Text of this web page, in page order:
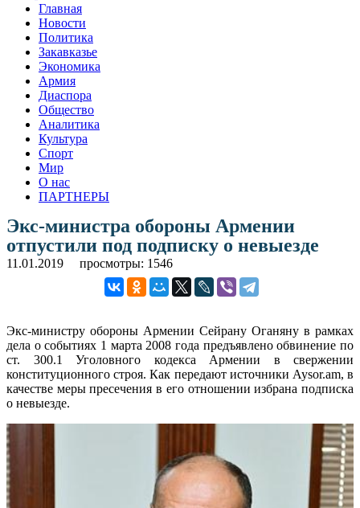
Главная
Новости
Политика
Закавказье
Экономика
Армия
Диаспора
Общество
Аналитика
Культура
Спорт
Мир
О нас
ПАРТНЕРЫ
Экс-министра обороны Армении
отпустили под подписку о невыезде
11.01.2019 просмотры: 1546
Экс-министру обороны Армении Сейрану Оганяну в рамках
дела о событиях 1 марта 2008 года предъявлено обвинение по
ст. 300.1 Уголовного кодекса Армении в свержении
конституционного строя. Как передают источники Aysor.am, в
качестве меры пресечения в его отношении избрана подписка
о невыезде.